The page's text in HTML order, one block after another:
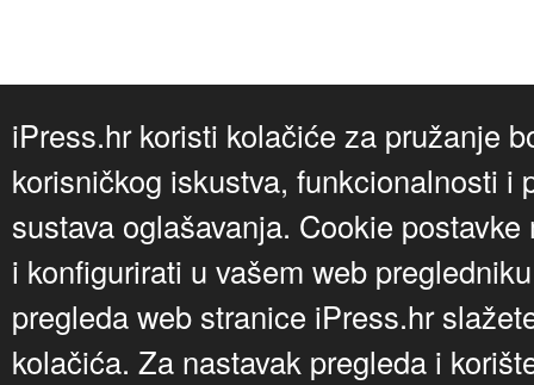
iPress.hr koristi kolačiće za pružanje
korisničkog iskustva, funkcionalnosti i
sustava oglašavanja. Cookie
i konfigurirati u vašem web
pregleda web stranice iPress.hr
kolačića. Za nastavak pregleda i